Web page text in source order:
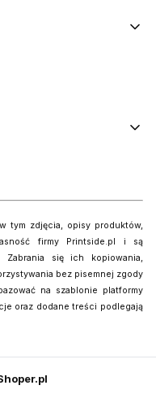
tym zdjęcia, opisy produktów,
firmy Printside.pl i są
Zabrania się ich kopiowania,
bez pisemnej zgody
na szablonie platformy
oraz dodane treści podlegają